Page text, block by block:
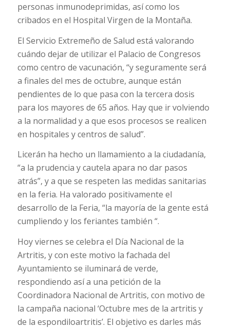
personas inmunodeprimidas, así como los
cribados en el Hospital Virgen de la Montaña.
El Servicio Extremeño de Salud está valorando
cuándo dejar de utilizar el Palacio de Congresos
como centro de vacunación, “y seguramente será
a finales del mes de octubre, aunque están
pendientes de lo que pasa con la tercera dosis
para los mayores de 65 años. Hay que ir volviendo
a la normalidad y a que esos procesos se realicen
en hospitales y centros de salud”.
Licerán ha hecho un llamamiento a la ciudadanía,
“a la prudencia y cautela apara no dar pasos
atrás”, y a que se respeten las medidas sanitarias
en la feria. Ha valorado positivamente el
desarrollo de la Feria, “la mayoría de la gente está
cumpliendo y los feriantes también “.
Hoy viernes se celebra el Día Nacional de la
Artritis, y con este motivo la fachada del
Ayuntamiento se iluminará de verde,
respondiendo así a una petición de la
Coordinadora Nacional de Artritis, con motivo de
la campaña nacional ‘Octubre mes de la artritis y
de la espondiloartritis’. El objetivo es darles más